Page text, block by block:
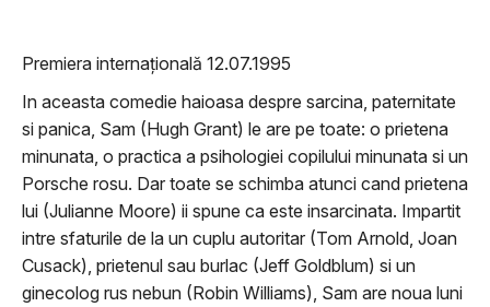
Premiera internațională 12.07.1995
In aceasta comedie haioasa despre sarcina, paternitate
si panica, Sam (Hugh Grant) le are pe toate: o prietena
minunata, o practica a psihologiei copilului minunata si un
Porsche rosu. Dar toate se schimba atunci cand prietena
lui (Julianne Moore) ii spune ca este insarcinata. Impartit
intre sfaturile de la un cuplu autoritar (Tom Arnold, Joan
Cusack), prietenul sau burlac (Jeff Goldblum) si un
ginecolog rus nebun (Robin Williams), Sam are noua luni